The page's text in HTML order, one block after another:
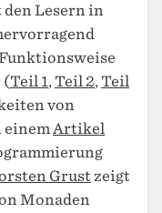
Lesern in
(Teil 1 , Teil 2, Teil
von
einem Artikel
Grust zeigt
Monaden